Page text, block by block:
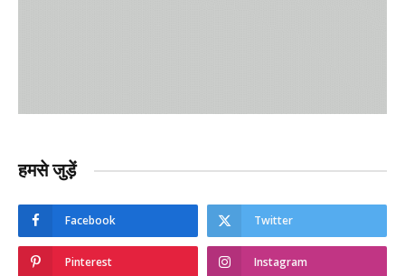
हमसे जुड़ें
Facebook Twitter
Pinterest Instagram